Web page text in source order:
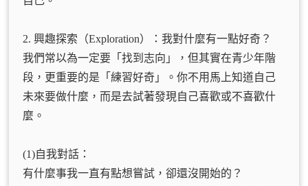
2. 興趣探索（Exploration）：我對什麼有一點好奇？
我們常以為一定要「找到志向」，但其實在青少年階
段，更重要的是「練習好奇」。你不用馬上知道自己
未來要做什麼，而是去試著發現自己喜歡或不喜歡什
麼。
(1)自我對話：
有什麼事我一直有點想嘗試，卻還沒開始的？